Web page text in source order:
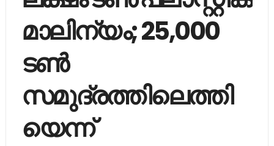
മാലിന്യം; 25,000
ടൺ
സമുദ്രത്തിലെത്തി
യെന്ന്​